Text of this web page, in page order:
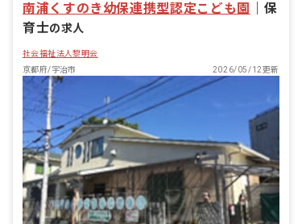
南浦くすのき幼保連携型認定こども園
保
育士の求人
社会福祉法人黎明会
京都府/宇治市
2026/05/12更新